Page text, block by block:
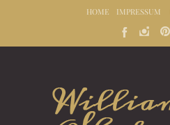
HOME IMPRESSUM